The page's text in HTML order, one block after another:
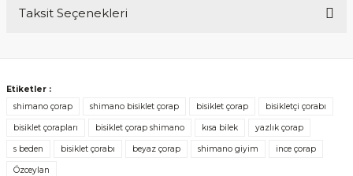
Taksit Seçenekleri
Etiketler :
shimano çorap
shimano bisiklet çorap bisiklet çorap bisikletçi çorabı
bisiklet çorapları bisiklet çorap shimano kısa bilek yazlık çorap
s beden bisiklet çorabı beyaz çorap shimano giyim ince çorap
Özceylan